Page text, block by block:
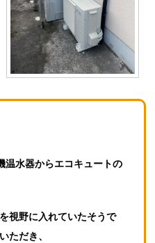
温水器からエコキュートの
視野に入れていたそうで
ただき、